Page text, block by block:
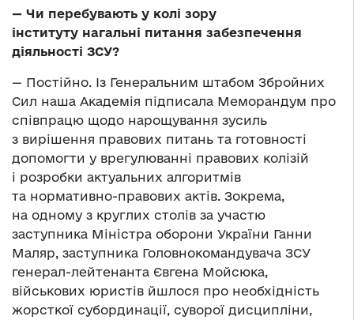
— Чи перебувають у колі зору
інституту нагальні питання забезпечення
діяльності ЗСУ?
— Постійно. Із Генеральним штабом Збройних
Сил наша Академія підписала Меморандум про
співпрацю щодо нарощування зусиль
з вирішення правових питань та готовності
допомогти у врегулюванні правових колізій
і розробки актуальних алгоритмів
та нормативно-правових актів. Зокрема,
на одному з круглих столів за участю
заступника Міністра оборони України Ганни
Маляр, заступника Головнокомандувача ЗСУ
генерал-лейтенанта Євгена Мойсюка,
військових юристів йшлося про необхідність
жорсткої субординації, суворої дисципліни,